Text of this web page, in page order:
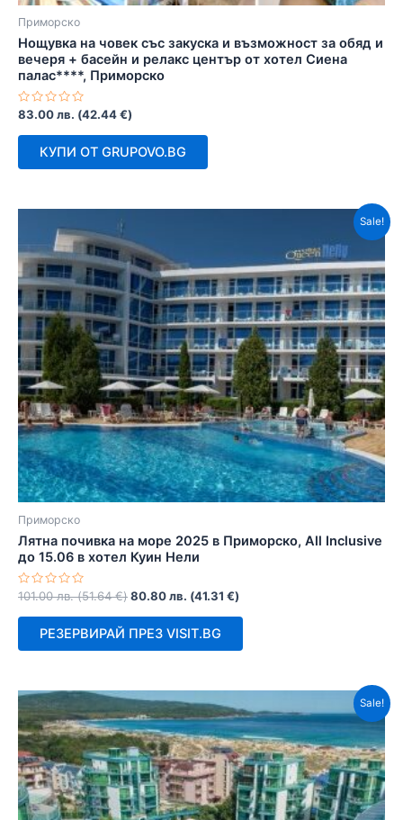
Приморско
Нощувка на човек със закуска и възможност за обяд и
вечеря + басейн и релакс център от хотел Сиена
палас****, Приморско
Оценено
0
83.00лв. (42.44€)
КУПИ ОТ GRUPOVO.BG
Sale!
Приморско
Лятна почивка на море 2025 в Приморско, All Inclusive
до 15.06 в хотел Куин Нели
Оценено
0
101.00лв. (51.64€)80.80лв. (41.31 €)
РЕЗЕРВИРАЙ ПРЕЗ VISIT.BG
Sale!